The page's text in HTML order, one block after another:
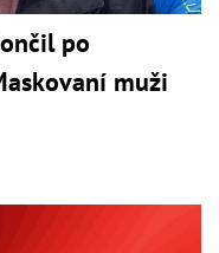
po
muži